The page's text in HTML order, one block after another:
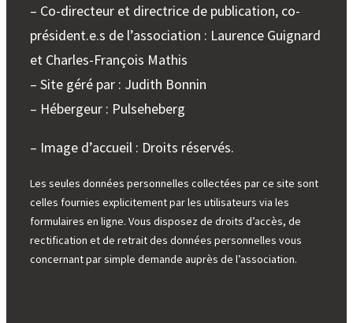
– Co-directeur et directrice de publication, co-
président.e.s de l’association : Laurence Guignard
et Charles-François Mathis
– Site géré par : Judith Bonnin
– Hébergeur : Pulseheberg
– Image d’accueil : Droits réservés.
Les seules données personnelles collectées par ce site sont
celles fournies explicitement par les utilisateurs via les
formulaires en ligne. Vous disposez de droits d’accès, de
rectification et de retrait des données personnelles vous
concernant par simple demande auprès de l’association.